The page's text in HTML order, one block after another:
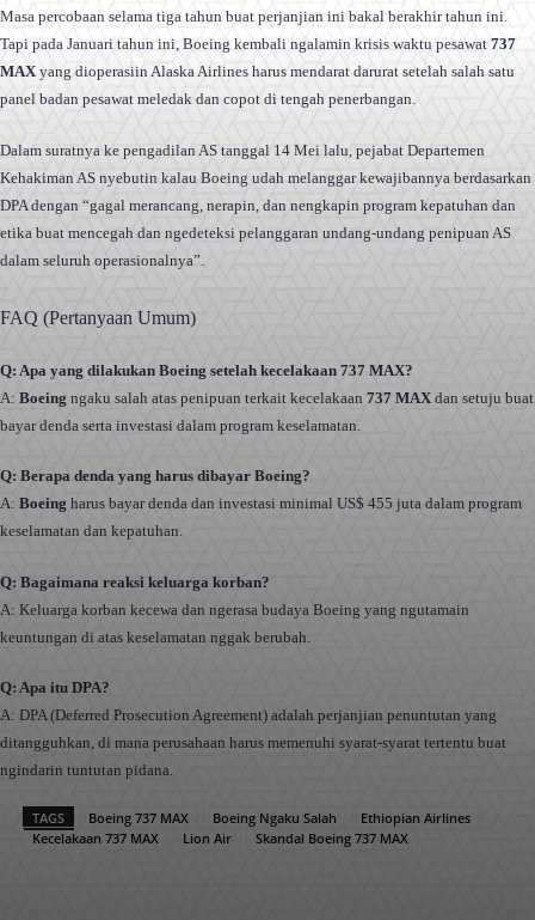
Masa percobaan selama tiga tahun buat perjanjian ini bakal berakhir tahun ini.
Tapi pada Januari tahun ini, Boeing kembali ngalamin krisis waktu pesawat 737
MAXyang dioperasiin Alaska Airlines harus mendarat darurat setelah salah satu
panel badan pesawat meledak dan copot di tengah penerbangan.
Dalam suratnya ke pengadilan AS tanggal 14 Mei lalu, pejabat Departemen
Kehakiman AS nyebutin kalau Boeing udah melanggar kewajibannya berdasarkan
DPA dengan “gagal merancang, nerapin, dan nengkapin program kepatuhan dan
etika buat mencegah dan ngedeteksi pelanggaran undang-undang penipuan AS
dalam seluruh operasionalnya”.
FAQ (Pertanyaan Umum)
Q: Apa yang dilakukan Boeing setelah kecelakaan 737 MAX?
A: Boeing ngaku salah atas penipuan terkait kecelakaan 737 MAX dan setuju buat
bayar denda serta investasi dalam program keselamatan.
Q: Berapa denda yang harus dibayar Boeing?
A: Boeing harus bayar denda dan investasi minimal US$ 455 juta dalam program
keselamatan dan kepatuhan.
Q: Bagaimana reaksi keluarga korban?
A: Keluarga korban kecewa dan ngerasa budaya Boeing yang ngutamain
keuntungan di atas keselamatan nggak berubah.
Q: Apa itu DPA?
A: DPA (Deferred Prosecution Agreement) adalah perjanjian penuntutan yang
ditangguhkan, di mana perusahaan harus memenuhi syarat-syarat tertentu buat
ngindarin tuntutan pidana.
TAGS Boeing 737 MAX Boeing Ngaku Salah
Ethiopian Airlines
Kecelakaan 737 MAX
Lion Air Skandal Boeing 737 MAX